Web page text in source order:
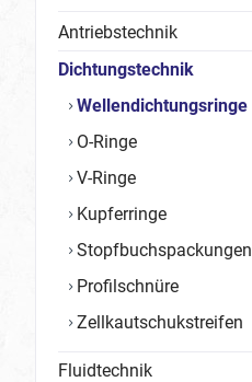
Antriebstechnik
Dichtungstechnik
Wellendichtungsringe
O-Ringe
V-Ringe
Kupferringe
Stopfbuchspackungen
Profilschnüre
Zellkautschukstreifen
Fluidtechnik